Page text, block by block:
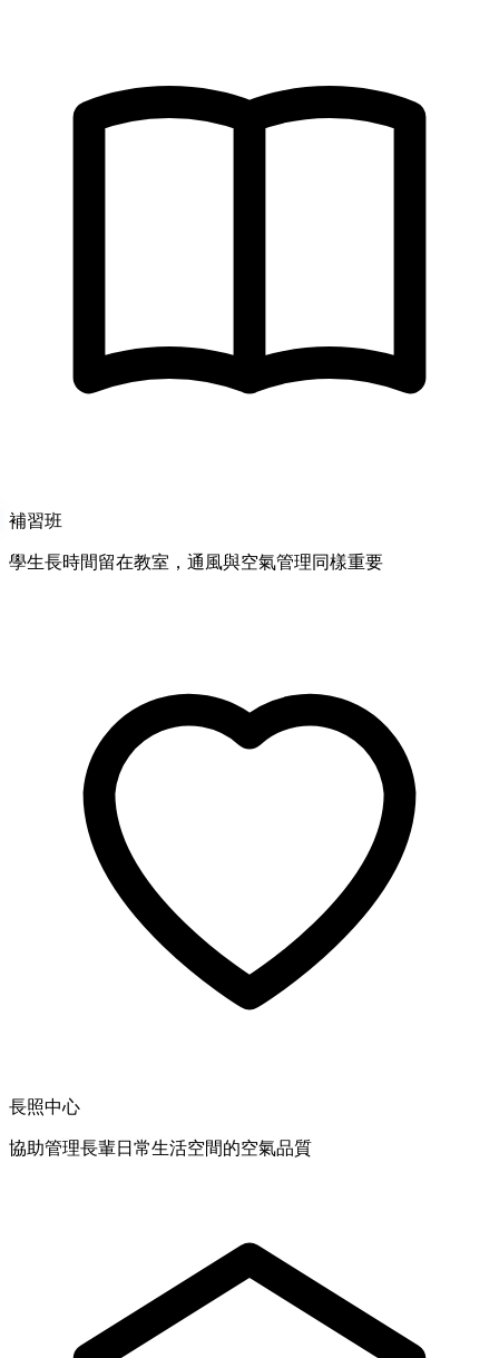
補習班
學生長時間留在教室，通風與空氣管理同樣重要
長照中心
協助管理長輩日常生活空間的空氣品質